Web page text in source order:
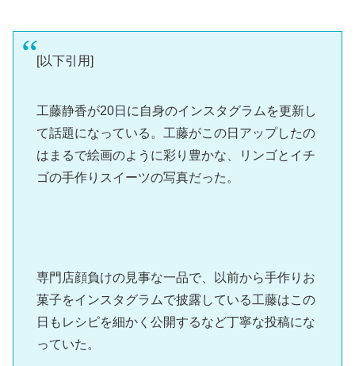
[以下引用]
工藤静香が20日に自身のインスタグラムを更新し
て話題になっている。工藤がこの日アップしたの
はまるで絵画のように彩り豊かな、リンゴとイチ
ゴの手作りスイーツの写真だった。
専門店顔負けの見事な一品で、以前から手作りお
菓子をインスタグラムで披露している工藤はこの
日もレシピを細かく公開するなど丁寧な投稿にな
っていた。